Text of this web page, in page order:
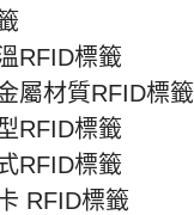
RFID標籤
屬材質RFID標籤
RFID標籤
RFID標籤
RFID標籤